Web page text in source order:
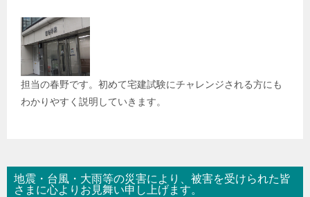
担当の春野です。初めて宅建試験にチャレンジされる方にも
わかりやすく説明していきます。
地震・台風・大雨等の災害により、被害を受けられた皆
さまに心よりお見舞い申し上げます。